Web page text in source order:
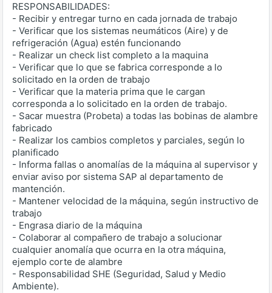
RESPONSABILIDADES:
- Recibir y entregar turno en cada jornada de trabajo
- Verificar que los sistemas neumáticos (Aire) y de
refrigeración (Agua) estén funcionando
- Realizar un check list completo a la maquina
- Verificar que lo que se fabrica corresponde a lo
solicitado en la orden de trabajo
- Verificar que la materia prima que le cargan
corresponda a lo solicitado en la orden de trabajo.
- Sacar muestra (Probeta) a todas las bobinas de alambre
fabricado
- Realizar los cambios completos y parciales, según lo
planificado
- Informa fallas o anomalías de la máquina al supervisor y
enviar aviso por sistema SAP al departamento de
mantención.
- Mantener velocidad de la máquina, según instructivo de
trabajo
- Engrasa diario de la máquina
- Colaborar al compañero de trabajo a solucionar
cualquier anomalía que ocurra en la otra máquina,
ejemplo corte de alambre
- Responsabilidad SHE (Seguridad, Salud y Medio
Ambiente).